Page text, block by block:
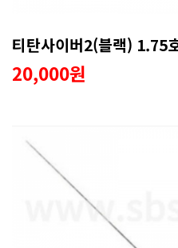
티탄사이버2(블랙) 1.75
20,000원